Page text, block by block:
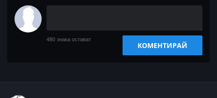
480 знака остават
КОМЕНТИРАЙ